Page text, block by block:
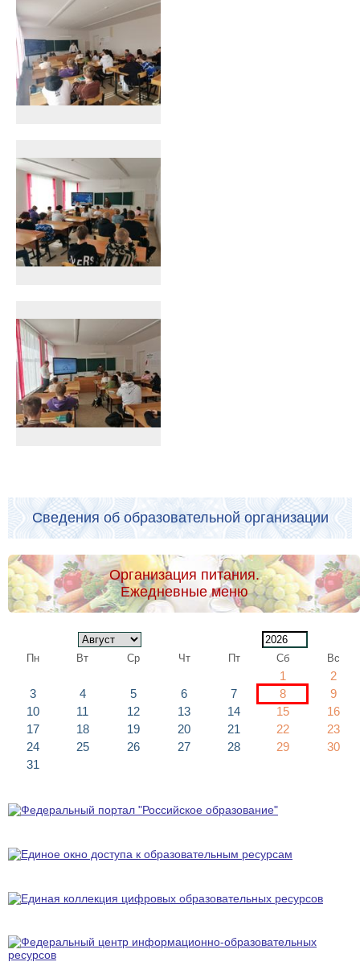
Сведения об образовательной организации
Организация питания.
Ежедневные меню
Пн Вт Ср Чт Пт Сб Вс
1
2
3
4 5 6 7 8
9
10
11 12 13 14 15
16
17
18 19 20 21 22
23
24
25 26 27 28 29
30
31